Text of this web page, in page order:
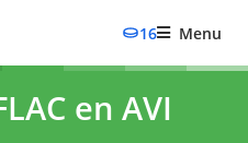
16 Menu
en AVI